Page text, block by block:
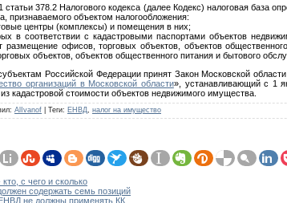
378.2 Налогового кодекса (далее Кодекс) налоговая база
объектом налогообложения:
центры (комплексы) и помещения в них;
в соответствии с кадастровыми паспортами объектов
размещение офисов, торговых объектов, объектов
объектов, объектов общественного питания и бытового
Российской Федерации принят Закон Московской
организаций в Московской области», устанавливающий с 1
кадастровой стоимости объектов недвижимого имущества.
: AlIvanof Теги: ЕНВД налог на имущество
с чего и сколько
содержать семь позиций
не должны применять КК